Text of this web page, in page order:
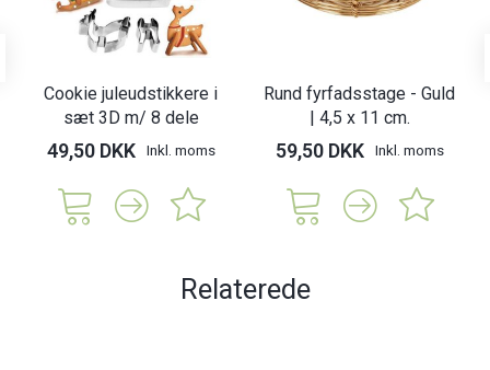
Cookie juleudstikkere i
sæt 3D m/ 8 dele
49,50 DKK Inkl. moms
Rund fyrfadsstage - Guld
| 4,5 x 11 cm.
59,50 DKK Inkl. moms
Relaterede